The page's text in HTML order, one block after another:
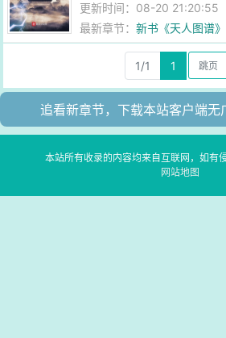
更新时间：08-20 21:20:55
最新章节：新书《天人图谱
持！
1/1
1
追看新章节，下载本站客户端无
本站所有收录的内容均来自互联网，如有
网站地图